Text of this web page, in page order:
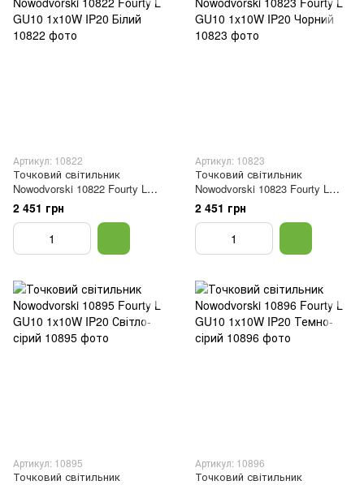
Артикул: 10822
Точковий світильник
Nowodvorski 10822 Fourty L
GU10 1x10W IP20 Білий
2 451 грн
Артикул: 10823
Точковий світильник
Nowodvorski 10823 Fourty L
GU10 1x10W IP20 Чорний
2 451 грн
Артикул: 10895
Точковий світильник
Артикул: 10896
Точковий світильник